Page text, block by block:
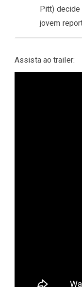
Pitt) decide
jovem
Assista ao trailer: